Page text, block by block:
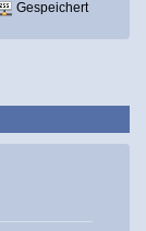
Gespeichert